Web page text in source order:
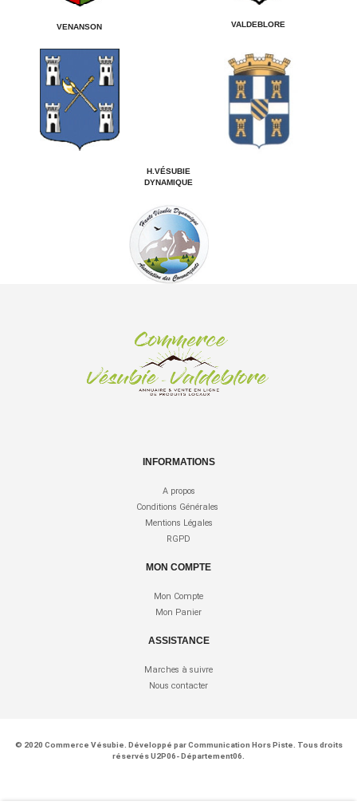
VENANSON VALDEBLORE
H.VÉSUBIE
DYNAMIQUE
INFORMATIONS
A propos
Conditions Générales
Mentions Légales
RGPD
MON COMPTE
Mon Compte
Mon Panier
ASSISTANCE
Marches à suivre
Nous contacter
© 2020 Commerce Vésubie . Développé parCommunication Hors Piste . Tous droits
réservés U2P06- Département06.